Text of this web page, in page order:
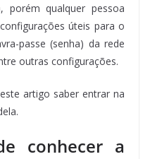
porém qualquer pessoa
úteis para o
passe (senha) da rede
outras configurações.
artigo saber entrar na
conhecer a